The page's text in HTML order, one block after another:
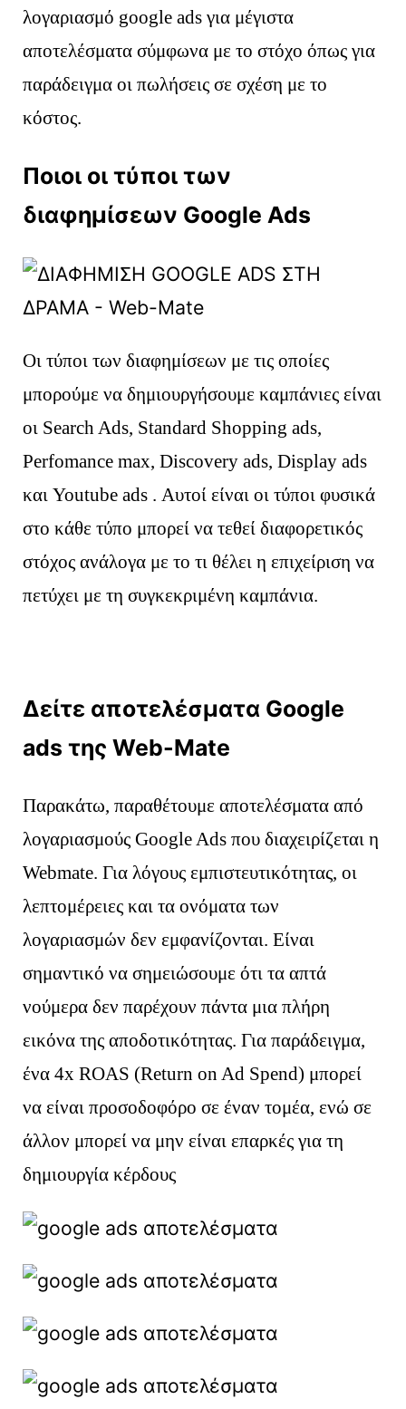
λογαριασμό google ads για μέγιστα
αποτελέσματα σύμφωνα με το στόχο όπως για
παράδειγμα οι πωλήσεις σε σχέση με το
κόστος.
Ποιοι οι τύποι των
διαφημίσεων Google Ads
Οι τύποι των διαφημίσεων με τις οποίες
μπορούμε να δημιουργήσουμε καμπάνιες είναι
οι Search Ads, Standard Shopping ads,
Perfomance max, Discovery ads, Display ads
και Youtube ads . Αυτοί είναι οι τύποι φυσικά
στο κάθε τύπο μπορεί να τεθεί διαφορετικός
στόχος ανάλογα με το τι θέλει η επιχείριση να
πετύχει με τη συγκεκριμένη καμπάνια.
Δείτε αποτελέσματα Google
ads της Web-Mate
Παρακάτω, παραθέτουμε αποτελέσματα από
λογαριασμούς Google Ads που διαχειρίζεται η
Webmate. Για λόγους εμπιστευτικότητας, οι
λεπτομέρειες και τα ονόματα των
λογαριασμών δεν εμφανίζονται. Είναι
σημαντικό να σημειώσουμε ότι τα απτά
νούμερα δεν παρέχουν πάντα μια πλήρη
εικόνα της αποδοτικότητας. Για παράδειγμα,
ένα 4x ROAS (Return on Ad Spend) μπορεί
να είναι προσοδοφόρο σε έναν τομέα, ενώ σε
άλλον μπορεί να μην είναι επαρκές για τη
δημιουργία κέρδους